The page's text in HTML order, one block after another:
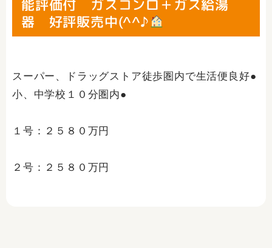
能評価付 ガスコンロ＋ガス給湯
器 好評販売中(^^♪
スーパー、ドラッグストア徒歩圏内で生活便良好●
小、中学校１０分圏内●
１号：２５８０万円
２号：２５８０万円